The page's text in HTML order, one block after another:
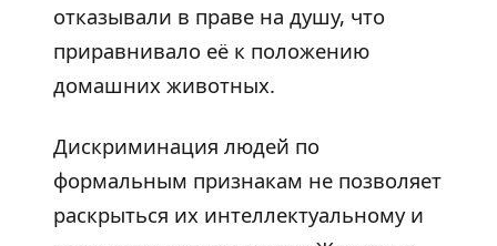
отказывали в праве на душу, что
приравнивало её к положению
домашних животных.
Дискриминация людей по
формальным признакам не позволяет
раскрыться их интеллектуальному и